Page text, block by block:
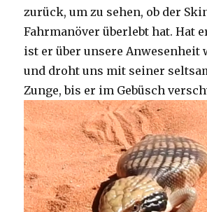
zurück, um zu sehen, ob der
Fahrmanöver überlebt hat. Hat
ist er über unsere Anwesenheit
und droht uns mit seiner
Zunge, bis er im Gebüsch